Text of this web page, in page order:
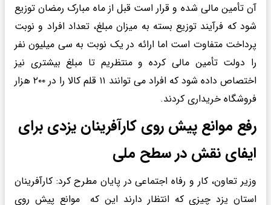
آن تأمین مالی شده و قرار است قبل از ماه مبارک رمضان توزیع
شود که فرآیند توزیع بسته به میزان مبلغ، تعداد افراد و نوبت
پرداخت متفاوت است اما ارائه در یک نوبت به سی میلیون نفر
را دولت تأمین مالی کرده و منتظریم تا مبلغ بیشتری نیز
اختصاص داده شود که افراد می توانند ١١ قلم کالا را در ٢٠٠ هزار
فروشگاه خریداری کردند.
رفع موانع پیش روی کارآفرینان یزدی برای
ایفای نقش در سطح ملی
وزیر تعاون، کار و رفاه اجتماعی در پایان مطرح کرد: کارآفرینان
استان یزد چیزی که انتظار دارند این که موانع پیش روی